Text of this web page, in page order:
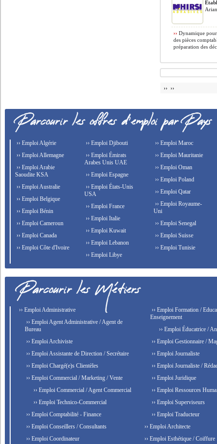
›› Dynamique pour
des pièces
préparation des
›› ››
›› Emploi Algérie
›› Emploi Allemagne
›› Emploi Arabie
Saoudite KSA
›› Emploi Australie
›› Emploi Belgique
›› Emploi Bénin
›› Emploi Cameroun
›› Emploi Canada
›› Emploi Côte d'Ivoire
›› Emploi Djibouti
›› Emploi Émirats
Arabes Unis UAE
›› Emploi Espagne
›› Emploi États-Unis
USA
›› Emploi France
›› Emploi Italie
›› Emploi Kuwait
›› Emploi Lebanon
›› Emploi Libye
›› Emploi Maroc
›› Emploi Mauritanie
›› Emploi Oman
›› Emploi Poland
›› Emploi Qatar
›› Emploi Royaume-
Uni
›› Emploi Senegal
›› Emploi Suisse
›› Emploi Tunisie
›› Emploi Administrative
›› Emploi Agent Administrative / Agent de
Bureau
›› Emploi Archiviste
›› Emploi Assistante de Direction / Secrétaire
›› Emploi Chargé(e)s Clientèles
›› Emploi Commercial / Marketing / Vente
›› Emploi Commercial / Agent Commercial
›› Emploi Technico-Commercial
›› Emploi Comptabilité - Finance
›› Emploi Conseillers / Consultants
›› Emploi Coordinateur
›› Emploi Formation /
Enseignement
›› Emploi Éducatrice /
›› Emploi Gestionnaire /
›› Emploi Journaliste
›› Emploi Journaliste /
›› Emploi Juridique
›› Emploi Ressources
›› Emploi Superviseurs
›› Emploi Traducteur
›› Emploi Architecte
›› Emploi Esthétique / Coiffure